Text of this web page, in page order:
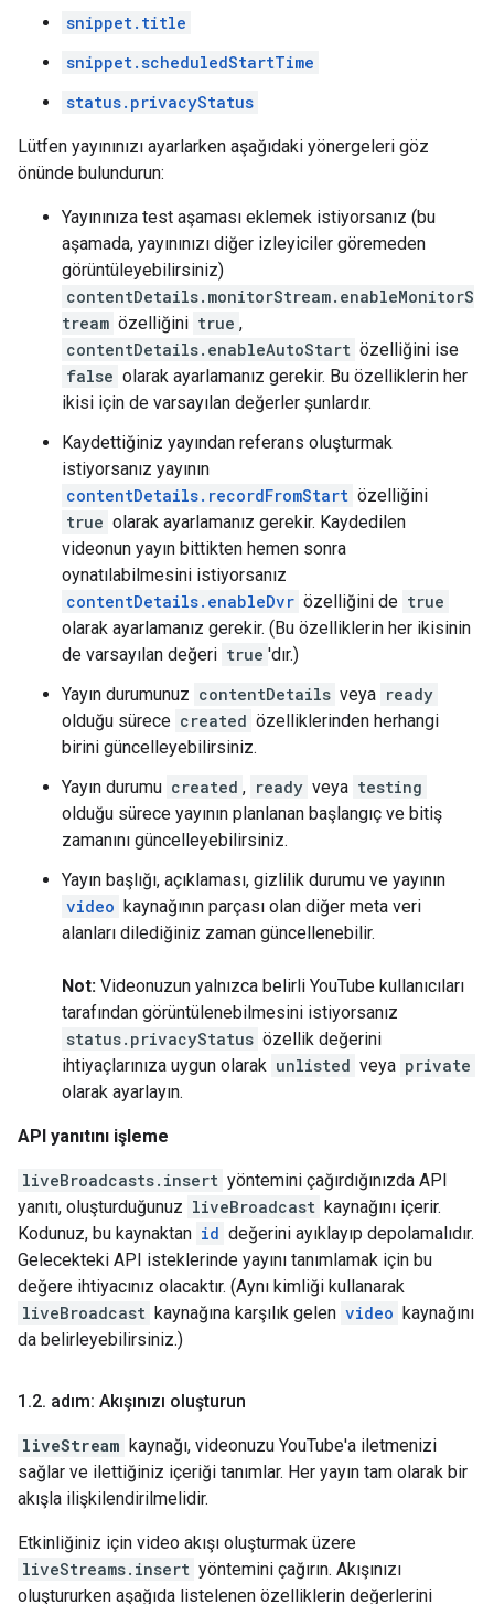
snippet.title
snippet.scheduledStartTime
status.privacyStatus
Lütfen yayınınızı ayarlarken aşağıdaki yönergeleri göz
önünde bulundurun:
Yayınınıza test aşaması eklemek istiyorsanız (bu
aşamada, yayınınızı diğer izleyiciler göremeden
görüntüleyebilirsiniz)
contentDetails.monitorStream.enableMonitorS
tream özelliğini true ,
contentDetails.enableAutoStart özelliğini ise
false olarak ayarlamanız gerekir. Bu özelliklerin her
ikisi için de varsayılan değerler şunlardır.
Kaydettiğiniz yayından referans oluşturmak
istiyorsanız yayının
contentDetails.recordFromStart özelliğini
true olarak ayarlamanız gerekir. Kaydedilen
videonun yayın bittikten hemen sonra
oynatılabilmesini istiyorsanız
contentDetails.enableDvr özelliğini de true
olarak ayarlamanız gerekir. (Bu özelliklerin her ikisinin
de varsayılan değeri true 'dır.)
Yayın durumunuz contentDetails veya ready
olduğu sürece created özelliklerinden herhangi
birini güncelleyebilirsiniz.
Yayın durumu created , ready veya testing
olduğu sürece yayının planlanan başlangıç ve bitiş
zamanını güncelleyebilirsiniz.
Yayın başlığı, açıklaması, gizlilik durumu ve yayının
video kaynağının parçası olan diğer meta veri
alanları dilediğiniz zaman güncellenebilir.
Not: Videonuzun yalnızca belirli YouTube kullanıcıları
tarafından görüntülenebilmesini istiyorsanız
status.privacyStatus özellik değerini
ihtiyaçlarınıza uygun olarak unlisted veya private
olarak ayarlayın.
API yanıtını işleme
liveBroadcasts.insert yöntemini çağırdığınızda API
yanıtı, oluşturduğunuz liveBroadcast kaynağını içerir.
Kodunuz, bu kaynaktan id değerini ayıklayıp depolamalıdır.
Gelecekteki API isteklerinde yayını tanımlamak için bu
değere ihtiyacınız olacaktır. (Aynı kimliği kullanarak
liveBroadcast kaynağına karşılık gelen video kaynağını
da belirleyebilirsiniz.)
1 .2. adım: Akışınızı oluşturun
liveStream kaynağı, videonuzu YouTube'a iletmenizi
sağlar ve ilettiğiniz içeriği tanımlar. Her yayın tam olarak bir
akışla ilişkilendirilmelidir.
Etkinliğiniz için video akışı oluşturmak üzere
liveStreams.insert yöntemini çağırın. Akışınızı
oluştururken aşağıda listelenen özelliklerin değerlerini